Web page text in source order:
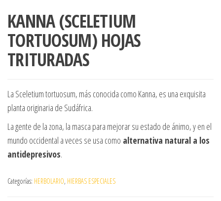
KANNA (SCELETIUM
TORTUOSUM) HOJAS
TRITURADAS
La Sceletium tortuosum, más conocida como Kanna, es una exquisita
planta originaria de Sudáfrica.
La gente de la zona, la masca para mejorar su estado de ánimo, y en el
mundo occidental a veces se usa como alternativa natural a los
antidepresivos.
Categorías: HERBOLARIO, HIERBAS ESPECIALES